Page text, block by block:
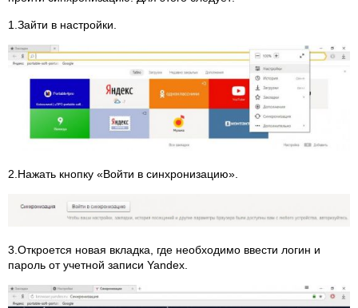
1.Зайти в настройки.
2.Нажать кнопку «Войти в синхронизацию».
3.Откроется новая вкладка, где необходимо ввести логин и
пароль от учетной записи Yandex.